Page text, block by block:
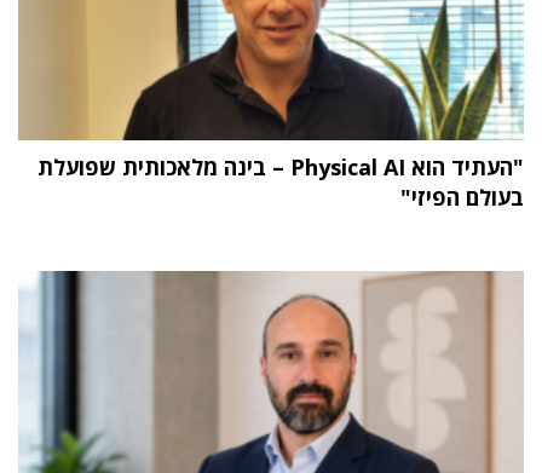
"העתיד הוא Physical AI – בינה מלאכותית שפועלת
בעולם הפיזי"